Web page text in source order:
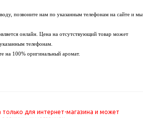
позвоните нам по указанным телефонам на сайте и мы
онлайн. Цена на отсутствующий товар может
телефонам.
на 100% оригинальный аромат.
только для интернет-магазина и может